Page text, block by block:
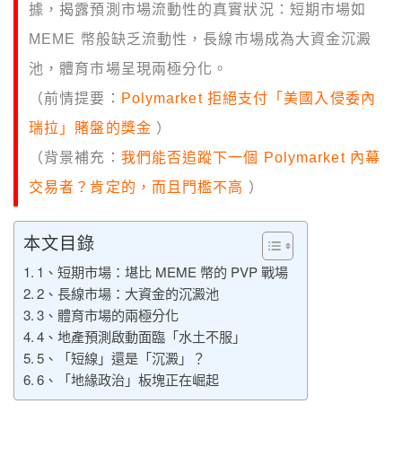
據，揭露預測市場流動性的真實狀況：短期市場如
MEME 幣般缺乏流動性，長線市場成為大資金沉澱
池，體育市場呈現兩極分化。
（前情提要： Polymarket 拒絕支付「美國入侵委內
瑞拉」賭盤的獎金 ）
（背景補充： 我們能否追蹤下一個 Polymarket 內幕
交易者？肯定的，而且門檻不高 ）
本文目錄
1、短期市場：堪比 MEME 幣的 PVP 戰場
2、長線市場：大資金的沉澱池
3、體育市場的兩極分化
4、地產預測啟動面臨「水土不服」
5、「短線」還是「沉澱」？
6、「地緣政治」板塊正在崛起